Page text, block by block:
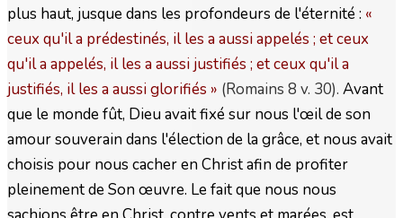
plus haut, jusque dans les profondeurs de l'éternité : «
ceux qu'il a prédestinés, il les a aussi appelés ; et ceux
qu'il a appelés, il les a aussi justifiés ; et ceux qu'il a
justifiés, il les a aussi glorifiés » (Romains 8 v. 30). Avant
que le monde fût, Dieu avait fixé sur nous l'œil de son
amour souverain dans l'élection de la grâce, et nous avait
choisis pour nous cacher en Christ afin de profiter
pleinement de Son œuvre. Le fait que nous nous